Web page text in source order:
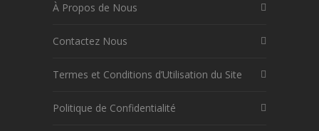
À Propos de Nous
Contactez Nous
Termes et Conditions d’Utilisation du Site
Politique de Confidentialité